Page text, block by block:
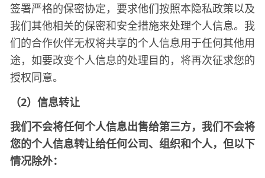
签署严格的保密协定，要求他们按照本隐私政策以及
我们其他相关的保密和安全措施来处理个人信息。我
们的合作伙伴无权将共享的个人信息用于任何其他用
途，如要改变个人信息的处理目的，将再次征求您的
授权同意。
（2）信息转让
我们不会将任何个人信息出售给第三方，我们不会将
您的个人信息转让给任何公司、组织和个人，但以下
情况除外：